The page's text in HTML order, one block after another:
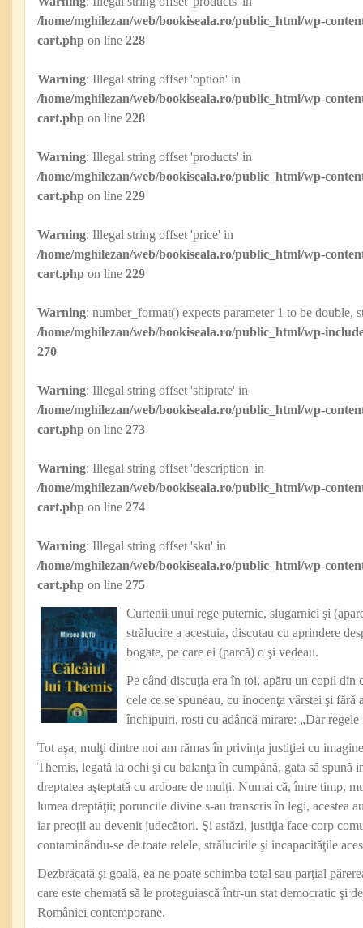
/home/mghilezan/web/bookiseala.ro/public_html/wp-
cart.php on line 228
Warning: Illegal string offset 'option' in
/home/mghilezan/web/bookiseala.ro/public_html/wp-
cart.php on line 228
Warning: Illegal string offset 'products' in
/home/mghilezan/web/bookiseala.ro/public_html/wp-
cart.php on line 229
Warning: Illegal string offset 'price' in
/home/mghilezan/web/bookiseala.ro/public_html/wp-
cart.php on line 229
Warning: number_format() expects parameter 1 to be double,
/home/mghilezan/web/bookiseala.ro/public_html/wp-
270
Warning: Illegal string offset 'shiprate' in
/home/mghilezan/web/bookiseala.ro/public_html/wp-
cart.php on line 273
Warning: Illegal string offset 'description' in
/home/mghilezan/web/bookiseala.ro/public_html/wp-
cart.php on line 274
Warning: Illegal string offset 'sku' in
/home/mghilezan/web/bookiseala.ro/public_html/wp-
cart.php on line 275
Curtenii unui rege puternic, slugarnici şi
strălucire a acestuia, discutau cu aprindere
bogate, pe care ei (parcă) o şi vedeau.
Pe când discuţia era în toi, apăru un copil din
cele ce se spuneau, cu inocenţa vârstei şi fără
închipuiri, rosti cu adâncă mirare: „Dar regele
Tot aşa, mulţi dintre noi am rămas în privinţa justiţiei cu
Themis, legată la ochi şi cu balanţa în cumpănă, gata să spună
dreptatea aşteptată cu ardoare de mulţi. Numai că, între timp,
lumea dreptăţii; poruncile divine s‑au transcris în legi, acestea
iar preoţii au devenit judecători. Şi astăzi, justiţia face corp
contaminându-se de toate relele, strălucirile şi incapacităţile
Dezbrăcată şi goală, ea ne poate schimba total sau parţial
care este chemată să le proteguiască într‑un stat democratic şi
României contemporane.